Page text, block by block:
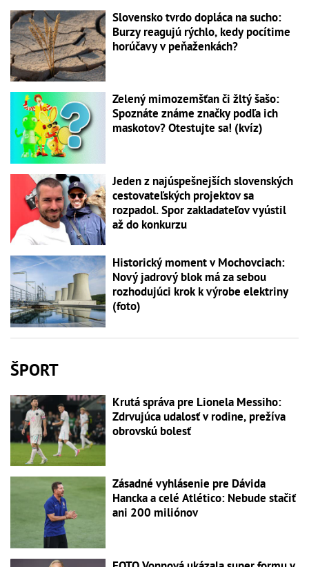
Slovensko tvrdo dopláca na sucho:
Burzy reagujú rýchlo, kedy pocítime
horúčavy v peňaženkách?
Zelený mimozemšťan či žltý šašo:
Spoznáte známe značky podľa ich
maskotov? Otestujte sa! (kvíz)
Jeden z najúspešnejších slovenských
cestovateľských projektov sa
rozpadol. Spor zakladateľov vyústil
až do konkurzu
Historický moment v Mochovciach:
Nový jadrový blok má za sebou
rozhodujúci krok k výrobe elektriny
(foto)
ŠPORT
Krutá správa pre Lionela Messiho:
Zdrvujúca udalosť v rodine, prežíva
obrovskú bolesť
Zásadné vyhlásenie pre Dávida
Hancka a celé Atlético: Nebude stačiť
ani 200 miliónov